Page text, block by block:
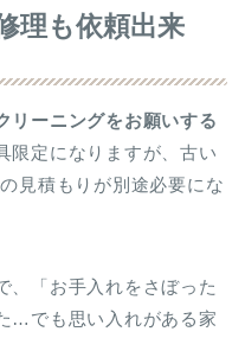
理も依頼出来
リーニングをお願いする
限定になりますが、古い
見積もりが別途必要にな
、「お手入れをさぼった
…でも思い入れがある家